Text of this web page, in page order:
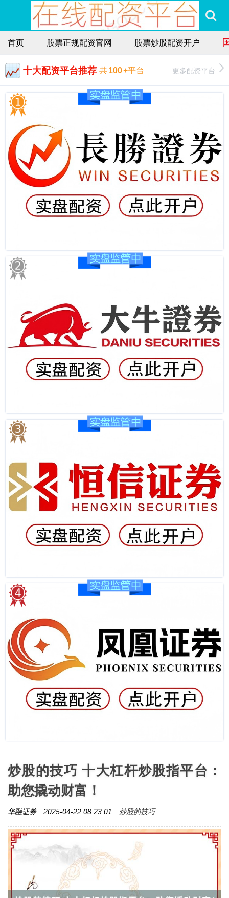
首页 股票正规配资官网 股票炒股配资开户
十大配资平台推荐 共100+平台 更多配资平台
炒股的技巧 十大杠杆炒股指平台：
助您撬动财富！
华融证券 2025-04-22 08:23:01 炒股的技巧